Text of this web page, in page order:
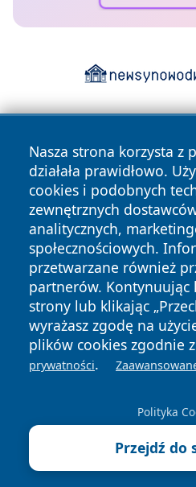
Nasza strona korzysta z
działała prawidłowo.
cookies i podobnych
zewnętrznych
analitycznych,
społecznościowych.
przetwarzane również
partnerów. Kontynuując
strony lub klikając
wyrażasz zgodę na
plików cookies zgodnie
prywatności.
Polityka
Przejdź do
Copyright © 2026 24piaseczno.pl
zastrzeżone.
News Autorzy
Polityka